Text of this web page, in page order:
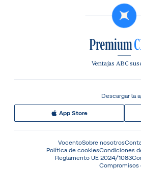
Ventajas ABC
Descargar la
App Store
VocentoSobre nosotros
Política de cookiesCondiciones
Reglamento UE 2024/1083
Compromisos